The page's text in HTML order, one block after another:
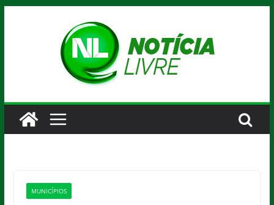
MUNICÍPIOS